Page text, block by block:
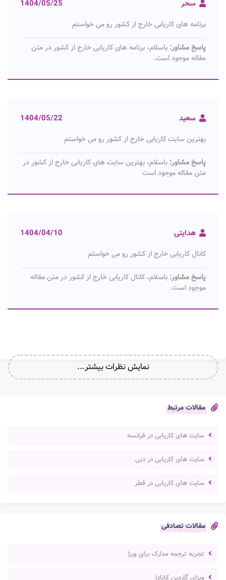
مقالات مرتبط
سایت های کاریابی در فرانسه
سایت های کاریابی در دبی
سایت های کاریابی در قطر
مقالات تصادفی
تجربه ترجمه مدارک برای ویزا
ویزای گاردین کانادا
سحر 1404/05/25
برنامه های کاریابی خارج از کشور رو می خواستم
پاسخ مشاور: باسلام، برنامه های کاریابی خارج از کشور در متن
مقاله موجود است.
سعید 1404/05/22
بهترین سایت کاریابی خارج از کشور رو می خواستم
پاسخ مشاور: باسلام، بهترین سایت های کاریابی خارج از کشور در
متن مقاله موجود است
هدایتی 1404/04/10
کانال کاریابی خارج از کشور رو می خواستم
پاسخ مشاور: باسلام، کانال کاریابی خارج از کشور در متن مقاله
موجود است.
نمایش نظرات بیشتر...